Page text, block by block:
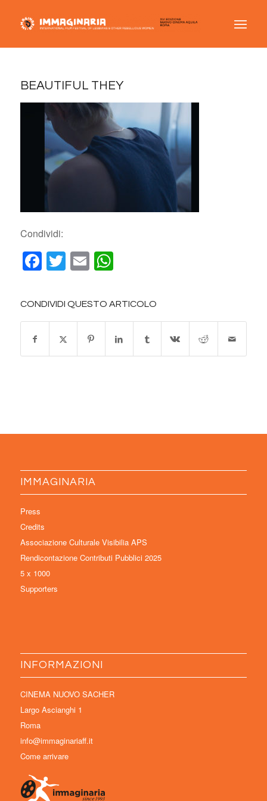
BEAUTIFUL THEY
Condividi:
Facebook
Twitter
EmailWhatsApp
CONDIVIDI QUESTO ARTICOLO
IMMAGINARIA
Press
Credits
Associazione Culturale Visibilia APS
Rendicontazione Contributi Pubblici 2025
5 x 1000
Supporters
INFORMAZIONI
CINEMA NUOVO SACHER
Largo Ascianghi 1
Roma
info@immaginariaff.it
Come arrivare